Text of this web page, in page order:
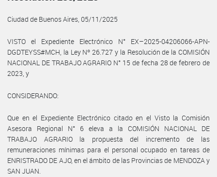
Ciudad de Buenos Aires, 05/11/2025
VISTO el Expediente Electrónico N° EX–2025-04206066-APN-
DGDTEYSS#MCH, la Ley Nº 26.727 y la Resolución de la COMISIÓN
NACIONAL DE TRABAJO AGRARIO N° 15 de fecha 28 de febrero de
2023, y
CONSIDERANDO:
Que en el Expediente Electrónico citado en el Visto la Comisión
Asesora Regional N° 6 eleva a la COMISIÓN NACIONAL DE
TRABAJO AGRARIO la propuesta del incremento de las
remuneraciones mínimas para el personal ocupado en tareas de
ENRISTRADO DE AJO, en el ámbito de las Provincias de MENDOZA y
SAN JUAN.